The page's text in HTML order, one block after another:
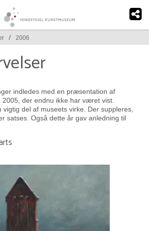
/ 2006
indledes med en præsentation af
2005, der endnu ikke har været vist.
vigtig del af museets virke. Der suppleres,
satses. Også dette år gav anledning til